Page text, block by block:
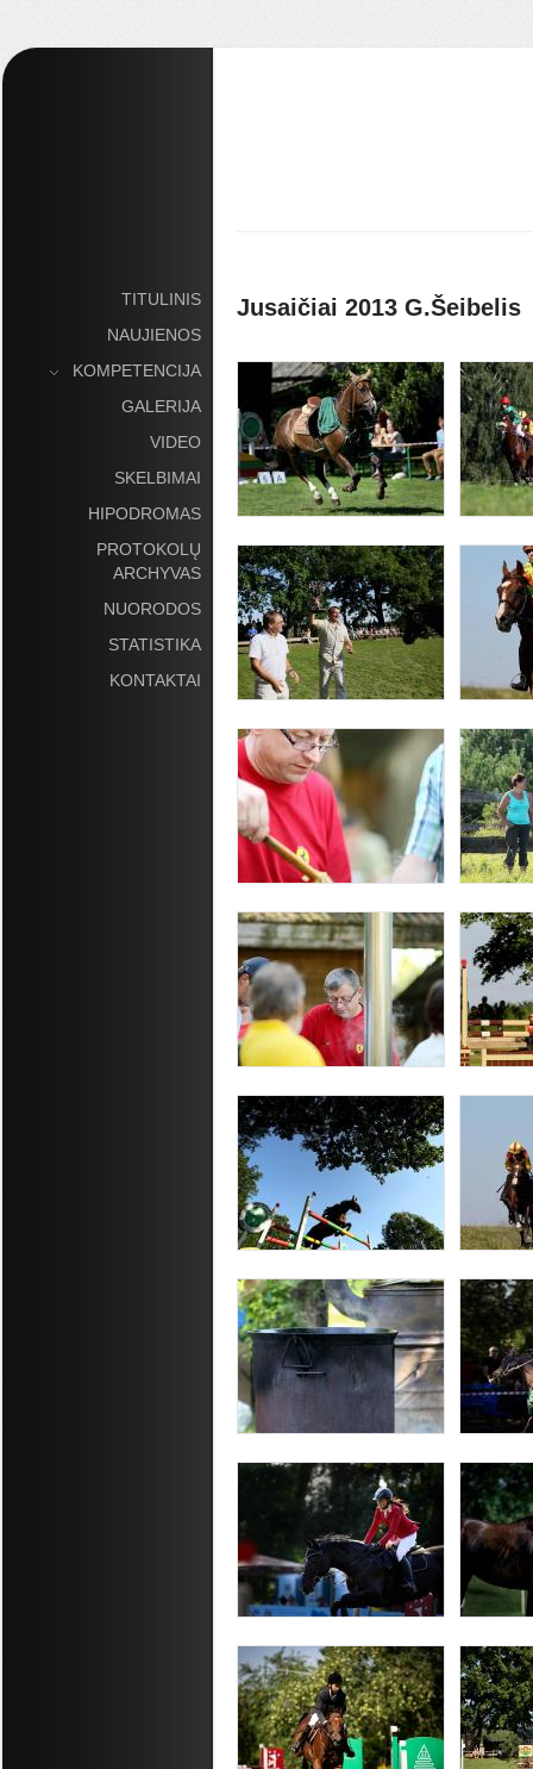
TITULINIS
NAUJIENOS
KOMPETENCIJA
GALERIJA
VIDEO
SKELBIMAI
HIPODROMAS
PROTOKOLŲ
ARCHYVAS
NUORODOS
STATISTIKA
KONTAKTAI
Jusaičiai 2013 G.Šeibelis